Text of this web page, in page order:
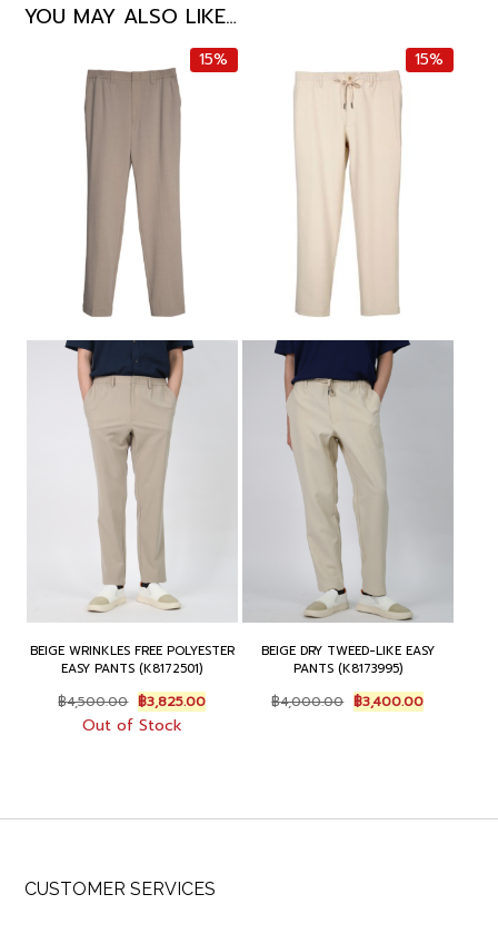
YOU MAY ALSO LIKE…
15%
BEIGE WRINKLES FREE POLYESTER
EASY PANTS (K8172501)
฿4,500.00 Original
price
was:
฿3,825.00Current
price
Out of Stock
15%
BEIGE DRY TWEED-LIKE EASY
PANTS (K8173995)
฿4,000.00 Original
price
฿3,400.00Current
price
CUSTOMER SERVICES